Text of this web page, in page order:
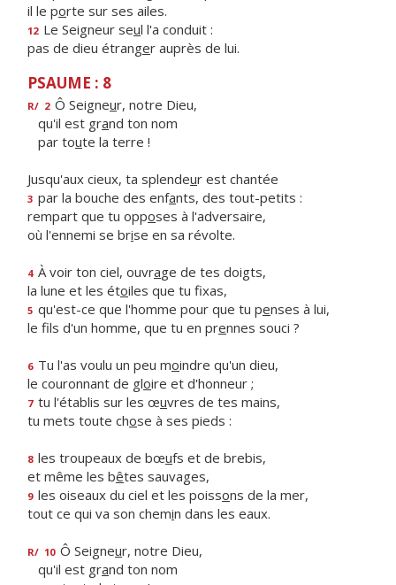
il le porte sur ses ailes.
12 Le Seigneur seul l'a conduit :
pas de dieu étranger auprès de lui.
PSAUME : 8
R/ 2 Ô Seigneur, notre Dieu,
qu'il est grand ton nom
par toute la terre !
Jusqu'aux cieux, ta splendeur est chantée
3 par la bouche des enfants, des tout-petits :
rempart que tu opposes à l'adversaire,
où l'ennemi se brise en sa révolte.
4 À voir ton ciel, ouvrage de tes doigts,
la lune et les étoiles que tu fixas,
5 qu'est-ce que l'homme pour que tu penses à lui,
le fils d'un homme, que tu en prennes souci ?
6 Tu l'as voulu un peu moindre qu'un dieu,
le couronnant de gloire et d'honneur ;
7 tu l'établis sur les œuvres de tes mains,
tu mets toute chose à ses pieds :
8 les troupeaux de bœufs et de brebis,
et même les bêtes sauvages,
9 les oiseaux du ciel et les poissons de la mer,
tout ce qui va son chemin dans les eaux.
R/ 10 Ô Seigneur, notre Dieu,
qu'il est grand ton nom